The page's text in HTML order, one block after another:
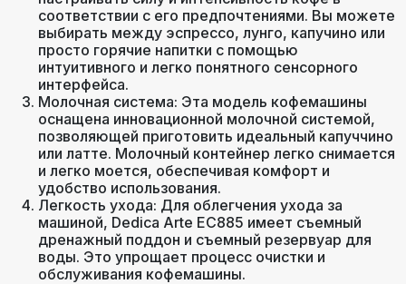
соответствии с его предпочтениями. Вы можете
выбирать между эспрессо, лунго, капучино или
просто горячие напитки с помощью
интуитивного и легко понятного сенсорного
интерфейса.
Молочная система: Эта модель кофемашины
оснащена инновационной молочной системой,
позволяющей приготовить идеальный капуччино
или латте. Молочный контейнер легко снимается
и легко моется, обеспечивая комфорт и
удобство использования.
Легкость ухода: Для облегчения ухода за
машиной, Dedica Arte EC885 имеет съемный
дренажный поддон и съемный резервуар для
воды. Это упрощает процесс очистки и
обслуживания кофемашины.